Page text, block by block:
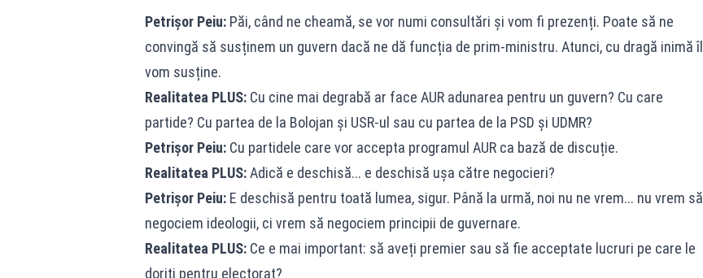
Petrișor Peiu:Păi, când ne cheamă, se vor numi consultări și vom fi prezenți. Poate să ne
convingă să susținem un guvern dacă ne dă funcția de prim-ministru. Atunci, cu dragă inimă îl
vom susține.
Realitatea PLUS:Cu cine mai degrabă ar face AUR adunarea pentru un guvern? Cu care
partide? Cu partea de la Bolojan și USR-ul sau cu partea de la PSD și UDMR?
Petrișor Peiu:Cu partidele care vor accepta programul AUR ca bază de discuție.
Realitatea PLUS:Adică e deschisă... e deschisă ușa către negocieri?
Petrișor Peiu:E deschisă pentru toată lumea, sigur. Până la urmă, noi nu ne vrem... nu vrem să
negociem ideologii, ci vrem să negociem principii de guvernare.
Realitatea PLUS:Ce e mai important: să aveți premier sau să fie acceptate lucruri pe care le
doriți pentru electorat?